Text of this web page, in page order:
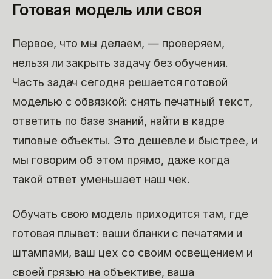
Готовая модель или своя
Первое, что мы делаем, — проверяем,
нельзя ли закрыть задачу без обучения.
Часть задач сегодня решается готовой
моделью с обвязкой: снять печатный текст,
ответить по базе знаний, найти в кадре
типовые объекты. Это дешевле и быстрее, и
мы говорим об этом прямо, даже когда
такой ответ уменьшает наш чек.
Обучать свою модель приходится там, где
готовая плывет: ваши бланки с печатями и
штампами, ваш цех со своим освещением и
своей грязью на объективе, ваша